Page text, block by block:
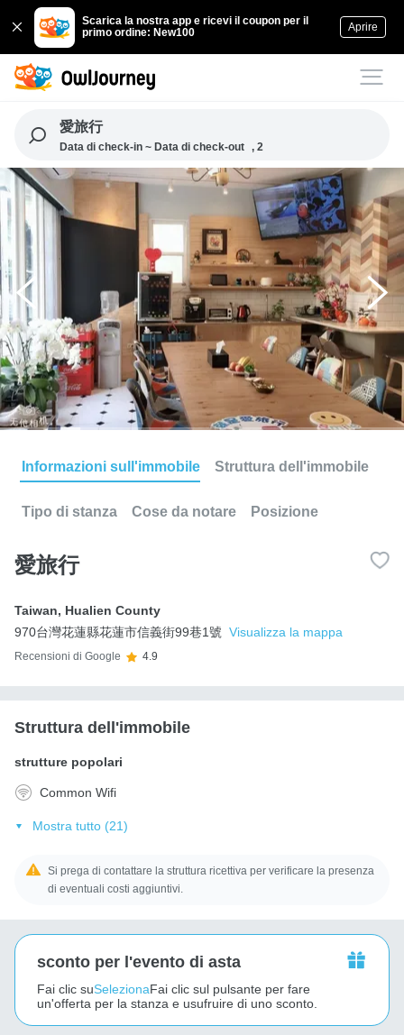
Scarica la nostra app e ricevi il coupon per il
primo ordine: New100
Aprire
愛旅行
Data di check-in ~ Data di check-out , 2
Informazioni sull'immobile Struttura dell'immobile
Tipo di stanza Cose da notare Posizione
愛旅行
Taiwan, Hualien County
970台灣花蓮縣花蓮市信義街99巷1號 Visualizza la mappa
Recensioni di Google 4.9
Struttura dell'immobile
strutture popolari
Common Wifi
Mostra tutto (21)
Si prega di contattare la struttura ricettiva per verificare la presenza
di eventuali costi aggiuntivi.
sconto per l'evento di asta
Fai clic suSelezionaFai clic sul pulsante per fare
un'offerta per la stanza e usufruire di uno sconto.